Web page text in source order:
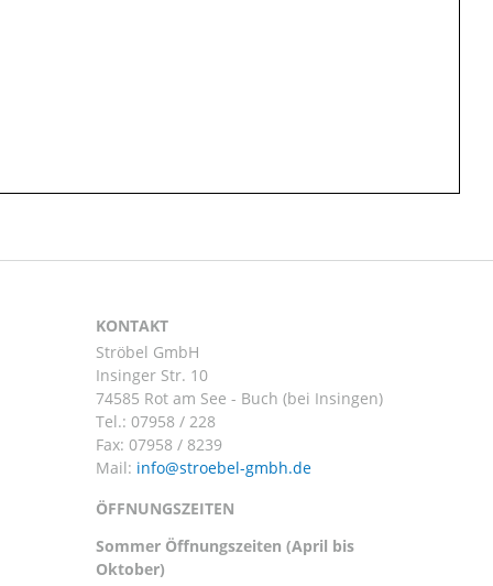
KONTAKT
Ströbel GmbH
Insinger Str. 10
74585 Rot am See - Buch (bei Insingen)
Tel.: 07958 / 228
Fax: 07958 / 8239
Mail:
ÖFFNUNGSZEITEN
Sommer Öffnungszeiten (April bis
Oktober)